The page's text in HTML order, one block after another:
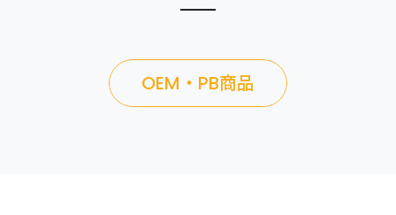
OEM・PB商品